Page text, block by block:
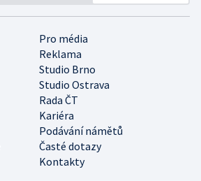
Pro média
Reklama
Studio Brno
Studio Ostrava
Rada ČT
Kariéra
Podávání námětů
Časté dotazy
Kontakty